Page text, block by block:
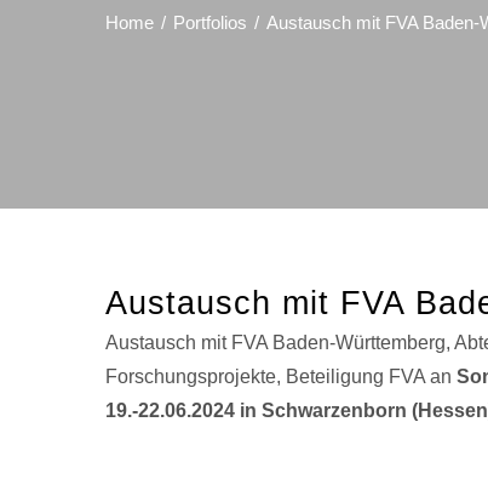
Home Portfolios Austausch mit FVA Baden-
Austausch mit FVA
Austausch mit FVA Baden-Württemberg,
Forschungsprojekte, Beteiligung FVA an
19.-22.06.2024 in Schwarzenborn